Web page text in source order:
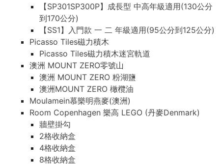
【SP301SP300P】成長型 中高年級適用(130公分
到170公分)
【SS1】入門款 一 二 年級適用(95公分到125公分)
Picasso Tiles磁力積木
Picasso Tiles磁力積木迷宮軌道
澳洲 MOUNT ZERO零號山
澳洲 MOUNT ZERO 粉湖鹽
澳洲MOUNT ZERO 橄欖油
Moulamein慕樂明燕麥(澳洲)
Room Copenhagen 樂高 LEGO (丹麥Denmark)
牆壁掛勾
2格收納盒
4格收納盒
8格收納盒